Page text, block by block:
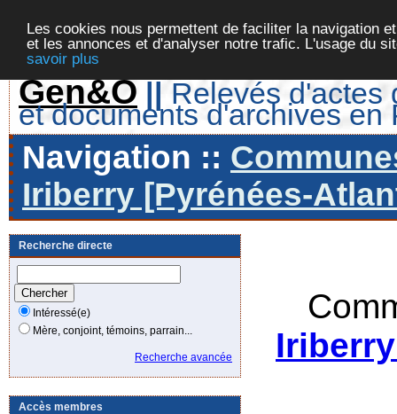
Les cookies nous permettent de faciliter la navigation
et les annonces et d'analyser notre trafic. L'usage du
savoir plus
Gen&O || Relevés d'actes
et documents d'archives en
Navigation ::
Iriberry [Pyrénées-
Recherche directe
Intéressé(e)
Mère, conjoint, témoins, parrain...
Recherche avancée
Accès membres